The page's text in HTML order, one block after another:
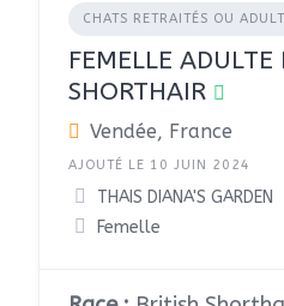
CHATS RETRAITÉS OU
FEMELLE ADULTE
SHORTHAIR
Vendée, France
AJOUTÉ LE 10 JUIN 2024
THAIS DIANA'S GARDEN
Femelle